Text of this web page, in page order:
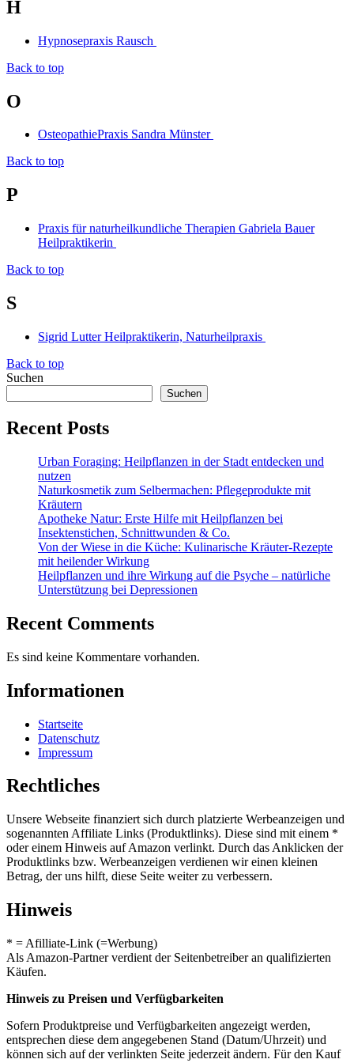
H
Hypnosepraxis Rausch
Back to top
O
OsteopathiePraxis Sandra Münster
Back to top
P
Praxis für naturheilkundliche Therapien Gabriela Bauer
Heilpraktikerin
Back to top
S
Sigrid Lutter Heilpraktikerin, Naturheilpraxis
Back to top
Suchen
Suchen
Recent Posts
Urban Foraging: Heilpflanzen in der Stadt entdecken und
nutzen
Naturkosmetik zum Selbermachen: Pflegeprodukte mit
Kräutern
Apotheke Natur: Erste Hilfe mit Heilpflanzen bei
Insektenstichen, Schnittwunden & Co.
Von der Wiese in die Küche: Kulinarische Kräuter-Rezepte
mit heilender Wirkung
Heilpflanzen und ihre Wirkung auf die Psyche – natürliche
Unterstützung bei Depressionen
Recent Comments
Es sind keine Kommentare vorhanden.
Informationen
Startseite
Datenschutz
Impressum
Rechtliches
Unsere Webseite finanziert sich durch platzierte Werbeanzeigen und
sogenannten Affiliate Links (Produktlinks). Diese sind mit einem *
oder einem Hinweis auf Amazon verlinkt. Durch das Anklicken der
Produktlinks bzw. Werbeanzeigen verdienen wir einen kleinen
Betrag, der uns hilft, diese Seite weiter zu verbessern.
Hinweis
* = Afilliate-Link (=Werbung)
Als Amazon-Partner verdient der Seitenbetreiber an qualifizierten
Käufen.
Hinweis zu Preisen und Verfügbarkeiten
Sofern Produktpreise und Verfügbarkeiten angezeigt werden,
entsprechen diese dem angegebenen Stand (Datum/Uhrzeit) und
können sich auf der verlinkten Seite jederzeit ändern. Für den Kauf